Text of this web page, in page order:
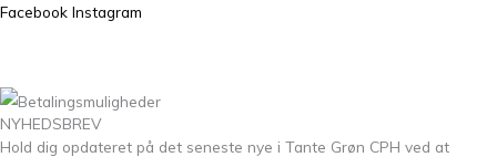
Facebook Instagram
NYHEDSBREV
Hold dig opdateret på det seneste nye i Tante Grøn CPH ved at